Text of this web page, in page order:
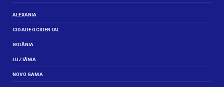
ALEXANIA
CIDADE OCIDENTAL
GOIÂNIA
LUZIÂNIA
NOVO GAMA